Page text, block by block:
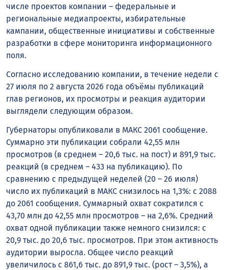
числе проектов компании – федеральные и
региональные медиапроекты, избирательные
кампании, общественные инициативы и собственные
разработки в сфере мониторинга информационного
поля.
Согласно исследованию компании, в течение недели с
27 июля по 2 августа 2026 года объёмы публикаций
глав регионов, их просмотры и реакция аудитории
выглядели следующим образом.
Губернаторы опубликовали в MАКС 2061 сообщение.
Суммарно эти публикации собрали 42,55 млн
просмотров (в среднем – 20,6 тыс. на пост) и 891,9 тыс.
реакций (в среднем – 433 на публикацию). По
сравнению с предыдущей неделей (20 – 26 июля)
число их публикаций в MАКС снизилось на 1,3%: с 2088
до 2061 сообщения. Суммарный охват сократился с
43,70 млн до 42,55 млн просмотров – на 2,6%. Средний
охват одной публикации также немного снизился: с
20,9 тыс. до 20,6 тыс. просмотров. При этом активность
аудитории выросла. Общее число реакций
увеличилось с 861,6 тыс. до 891,9 тыс. (рост – 3,5%), а